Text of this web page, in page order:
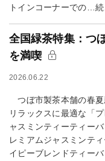
トインコーナーでの…
全国緑茶特集：つ
を満喫
2026.06.22
つぼ市製茶本舗の春夏
リラックスに最適な「
ャスミンティーティー
レミアムジャスミンテ
イピーブレンドティー